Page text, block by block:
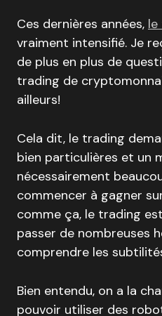
Ces dernières années,
vraiment intensifié. Je
de plus en plus de
trading de
ailleurs!
Cela dit, le trading
bien particulières et un
nécessairement
commencer à gagner
comme ça, le trading
passer de nombreuses
comprendre les
Bien entendu, on a la
pouvoir utiliser des